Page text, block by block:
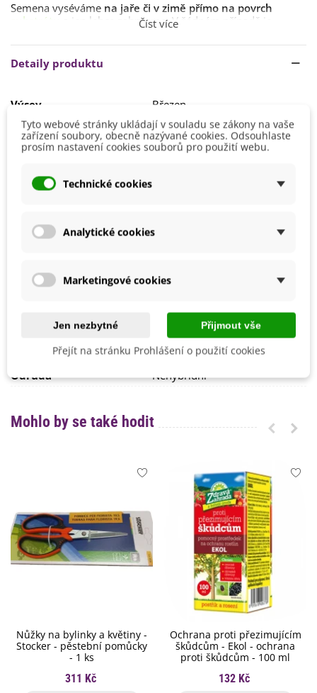
Semena vyséváme na jaře či v zimě přímo na povrch
substrátu
a jen lehce zahrneme. V žádném případě je
Před výsevem doporučujeme
po dobu 1 měsíce. Klíčení je
Stanoviště volíme
slunečné s dobře prokypřenou
propustnou půdou.
Číst více
Detaily produktu
Výsev
Březen
Leden
Prosinec
Únor
Stanoviště
Doba Kvetení
Duben
BIO Kvalita
Ne
Ano
Výrobce
SemenaOnline
Vegetační Doba
Trvalky
Odrůda
Nehybridní
Mohlo by se také hodit
Nůžky na bylinky a květiny -
Stocker - pěstební pomůcky
- 1 ks
311 Kč
Ochrana proti přezimujícím
škůdcům - Ekol - ochrana
proti škůdcům - 100 ml
132 Kč
Tyto webové stránky ukládají v souladu se zákony na vaše
zařízení soubory, obecně nazývané cookies. Odsouhlaste
prosím nastavení cookies souborů pro použití webu.
Technické cookies
Analytické cookies
Marketingové cookies
Jen nezbytné Přijmout vše
Přejít na stránku Prohlášení o použití cookies